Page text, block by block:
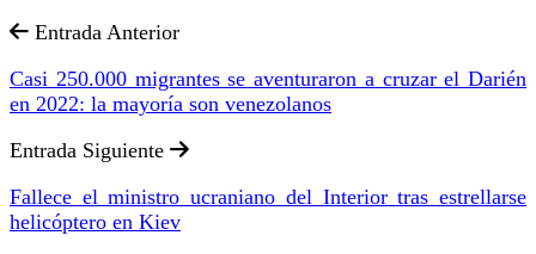
Entrada Anterior
Casi 250.000 migrantes se aventuraron a cruzar el Darién
en 2022: la mayoría son venezolanos
Entrada Siguiente
Fallece el ministro ucraniano del Interior tras estrellarse
helicóptero en Kiev